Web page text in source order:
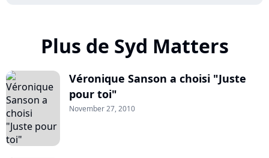
Plus de Syd Matters
Véronique Sanson a choisi "Juste
pour toi"
November 27, 2010